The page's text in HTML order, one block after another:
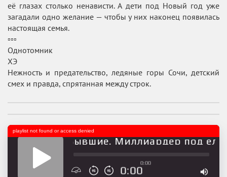
её глазах столько ненависти. А дети под Новый год уже
загадали одно желание — чтобы у них наконец появилась
настоящая семья.
▫️▫️▫️
Однотомник
ХЭ
Нежность и предательство, ледяные горы Сочи, детский
смех и правда, спрятанная между строк.
Бывшие. Миллиардер под
0:00
0:00
playlist not found or access denied